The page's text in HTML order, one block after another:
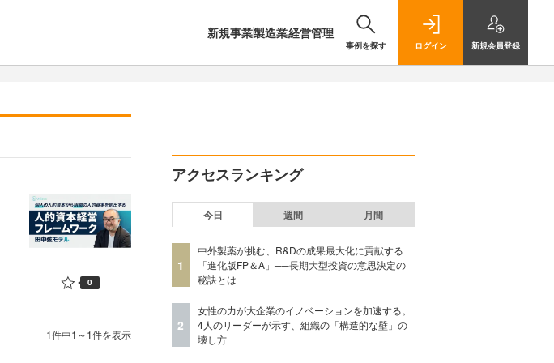
新規事業製造業経営管理
事例を探す ログイン 新規会員登録
0
1件中1～1件を表示
アクセスランキング
今日 週間 月間
1
中外製薬が挑む、R&Dの成果最大化に貢献する
「進化版FP＆A」──長期大型投資の意思決定の
秘訣とは
2
女性の力が大企業のイノベーションを加速する。
4人のリーダーが示す、組織の「構造的な壁」の
壊し方